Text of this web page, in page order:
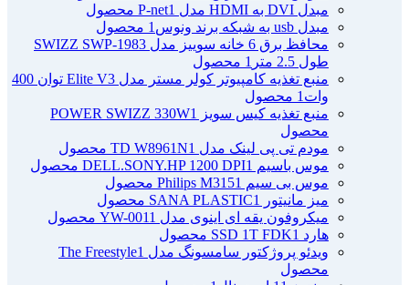
مبدل DVI به HDMI مدل P-net
1 محصول
مبدل usb به شبکه برند ونوس
1 محصول
محافظ برق 6 خانه سوییز مدل SWIZZ SWP-1983
طول 2.5 متر
1 محصول
منبع تغذیه کامپیوتر کولر مستر مدل Elite V3 توان 400
وات 1 محصول
منبع تغذیه کیس سویز POWER SWIZZ 330W
1
محصول
مودم تی پی لینک مدل TD W8961N 1 محصول
موس باسیم DELL.SONY.HP 1200 DPI 1 محصول
موس بی سیم Philips M315 1 محصول
میز مانیتور SANA PLASTIC
1 محصول
میکروفون یقه ای اینوی مدل YW-001 1 محصول
هارد SSD 1T FDK 1 محصول
ویدئو پروژکتور سامسونگ مدل The Freestyle 1
محصول